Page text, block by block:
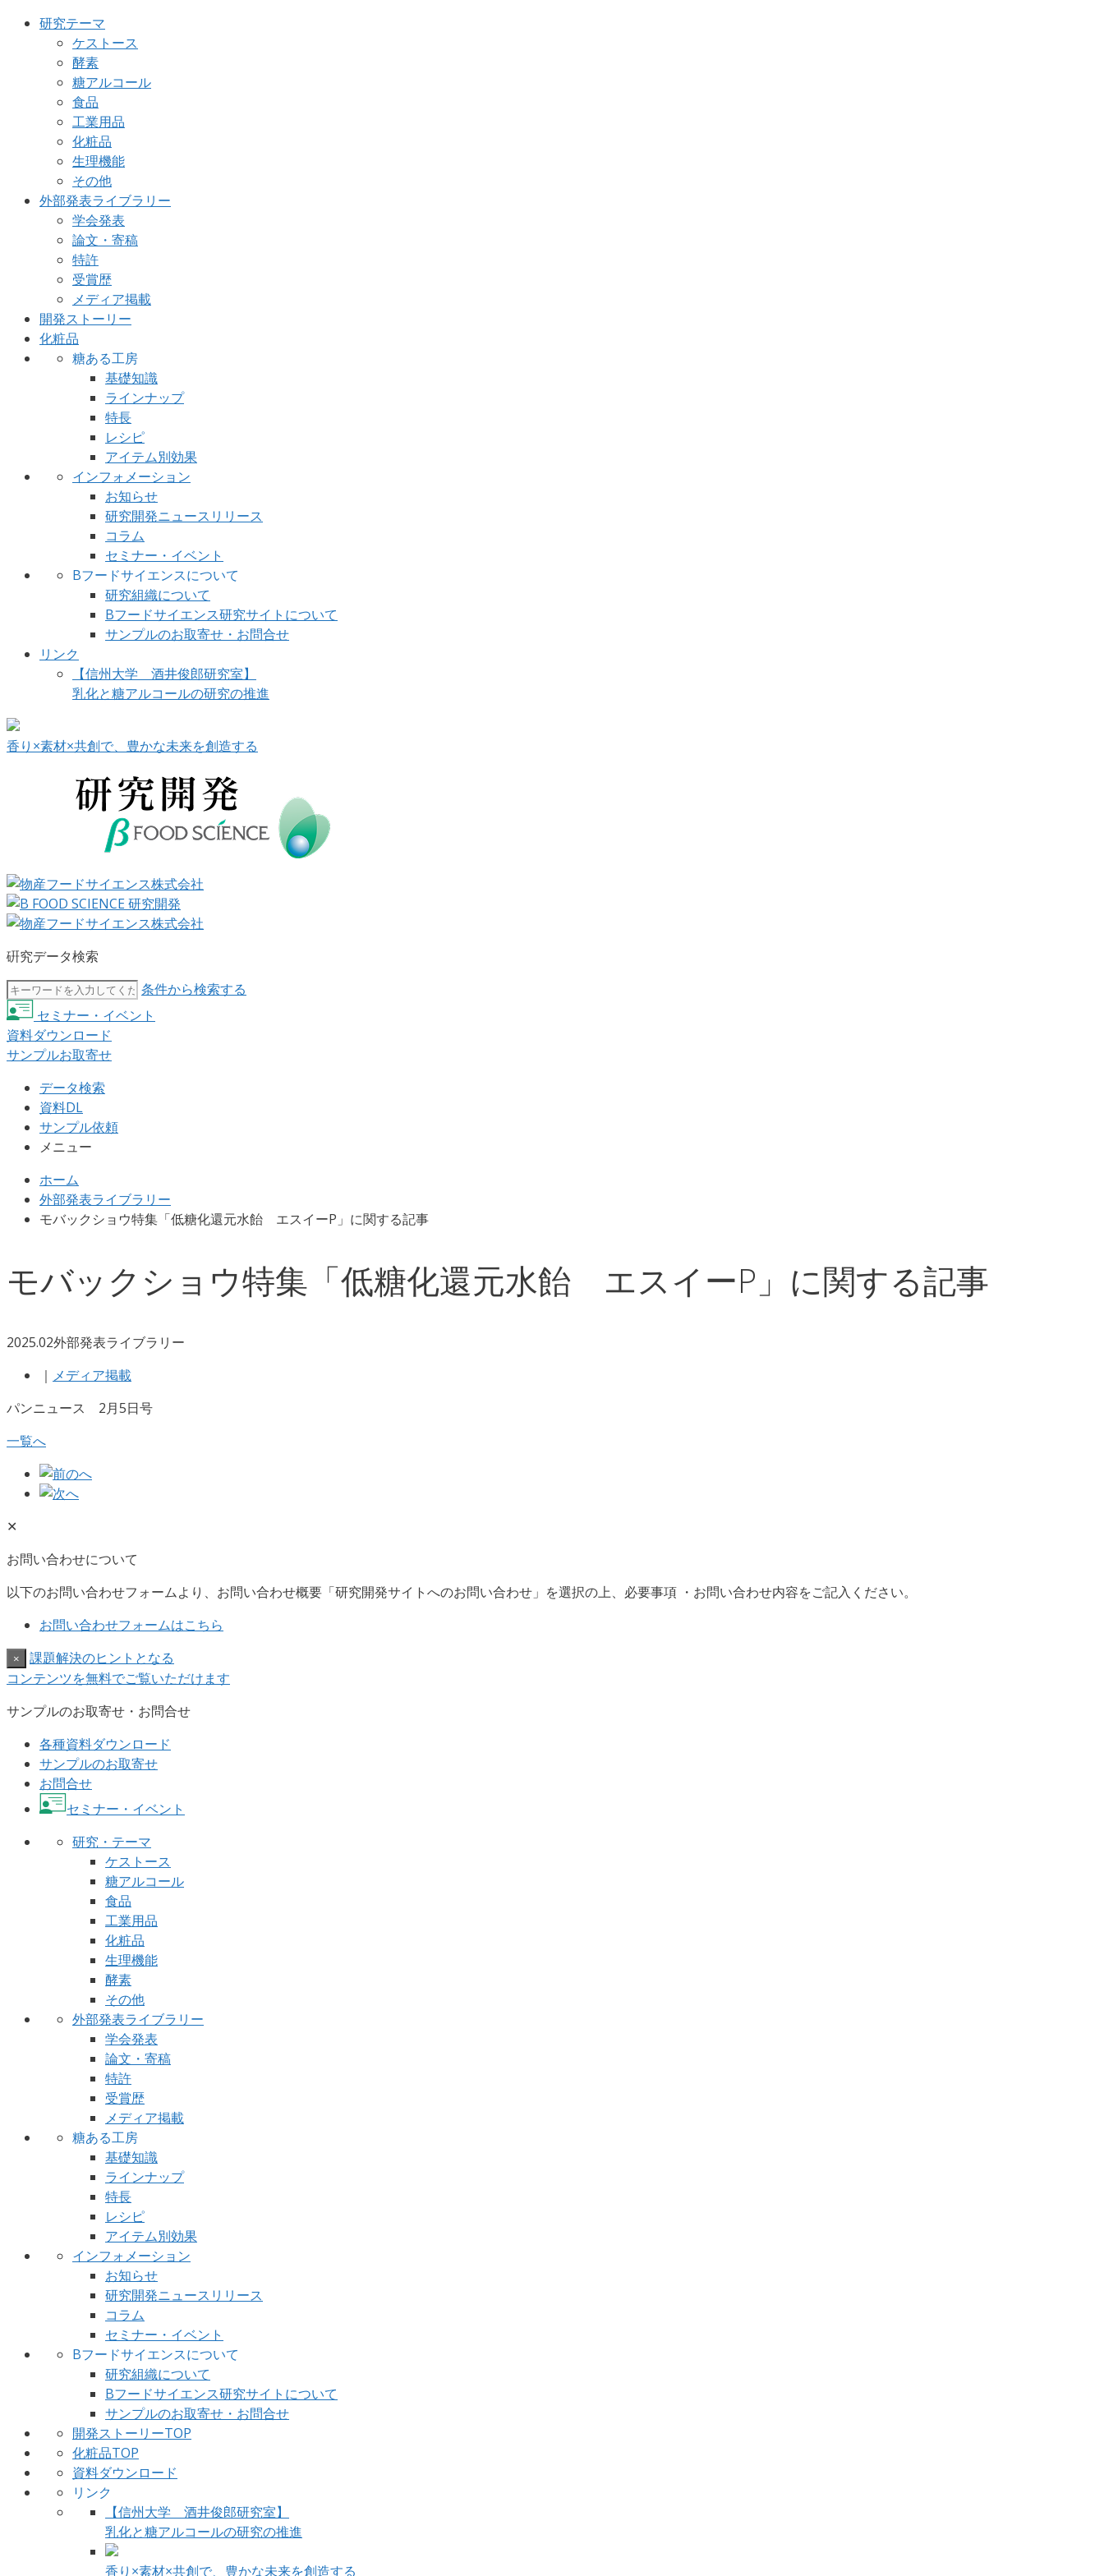
研究テーマ
ケストース
酵素
糖アルコール
食品
工業用品
化粧品
生理機能
その他
外部発表ライブラリー
学会発表
論文・寄稿
特許
受賞歴
メディア掲載
開発ストーリー
化粧品
糖ある工房
基礎知識
ラインナップ
特長
レシピ
アイテム別効果
インフォメーション
お知らせ
研究開発ニュースリリース
コラム
セミナー・イベント
Bフードサイエンスについて
研究組織について
Bフードサイエンス研究サイトについて
サンプルのお取寄せ・お問合せ
リンク
【信州大学 酒井俊郎研究室】
乳化と糖アルコールの研究の推進
香り×素材×共創で、豊かな未来を創造する
硏究データ検索
条件から検索する
セミナー・イベント
資料ダウンロード
サンプルお取寄せ
データ検索
資料DL
サンプル依頼
メニュー
ホーム
外部発表ライブラリー
モバックショウ特集「低糖化還元水飴 エスイーP」に関する記事
モバックショウ特集「低糖化還元水飴 エスイーP」に関する記事
2025.02外部発表ライブラリー
｜ メディア掲載
パンニュース 2月5日号
一覧へ
✕
お問い合わせについて
以下のお問い合わせフォームより、お問い合わせ概要「研究開発サイトへのお問い合わせ」を選択の上、必要事項 ・お問い合わせ内容をご記入ください。
お問い合わせフォームはこちら
×
課題解決のヒントとなる
コンテンツを無料でご覧いただけます
サンプルのお取寄せ・お問合せ
各種資料ダウンロード
サンプルのお取寄せ
お問合せ
セミナー・イベント
研究・テーマ
ケストース
糖アルコール
食品
工業用品
化粧品
生理機能
酵素
その他
外部発表ライブラリー
学会発表
論文・寄稿
特許
受賞歴
メディア掲載
糖ある工房
基礎知識
ラインナップ
特長
レシピ
アイテム別効果
インフォメーション
お知らせ
研究開発ニュースリリース
コラム
セミナー・イベント
Bフードサイエンスについて
研究組織について
Bフードサイエンス研究サイトについて
サンプルのお取寄せ・お問合せ
開発ストーリーTOP
化粧品TOP
資料ダウンロード
リンク
【信州大学 酒井俊郎研究室】
乳化と糖アルコールの研究の推進
香り×素材×共創で、豊かな未来を創造する